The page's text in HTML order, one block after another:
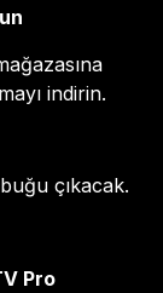
indirin.
çıkacak.
Pro